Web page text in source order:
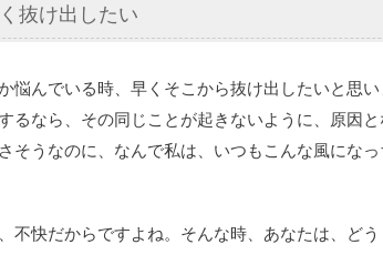
抜け出したい
悩んでいる時、早くそこから抜け出したいと思い
るなら、その同じことが起きないように、原因
そうなのに、なんで私は、いつもこんな風にな
不快だからですよね。そんな時、あなたは、ど